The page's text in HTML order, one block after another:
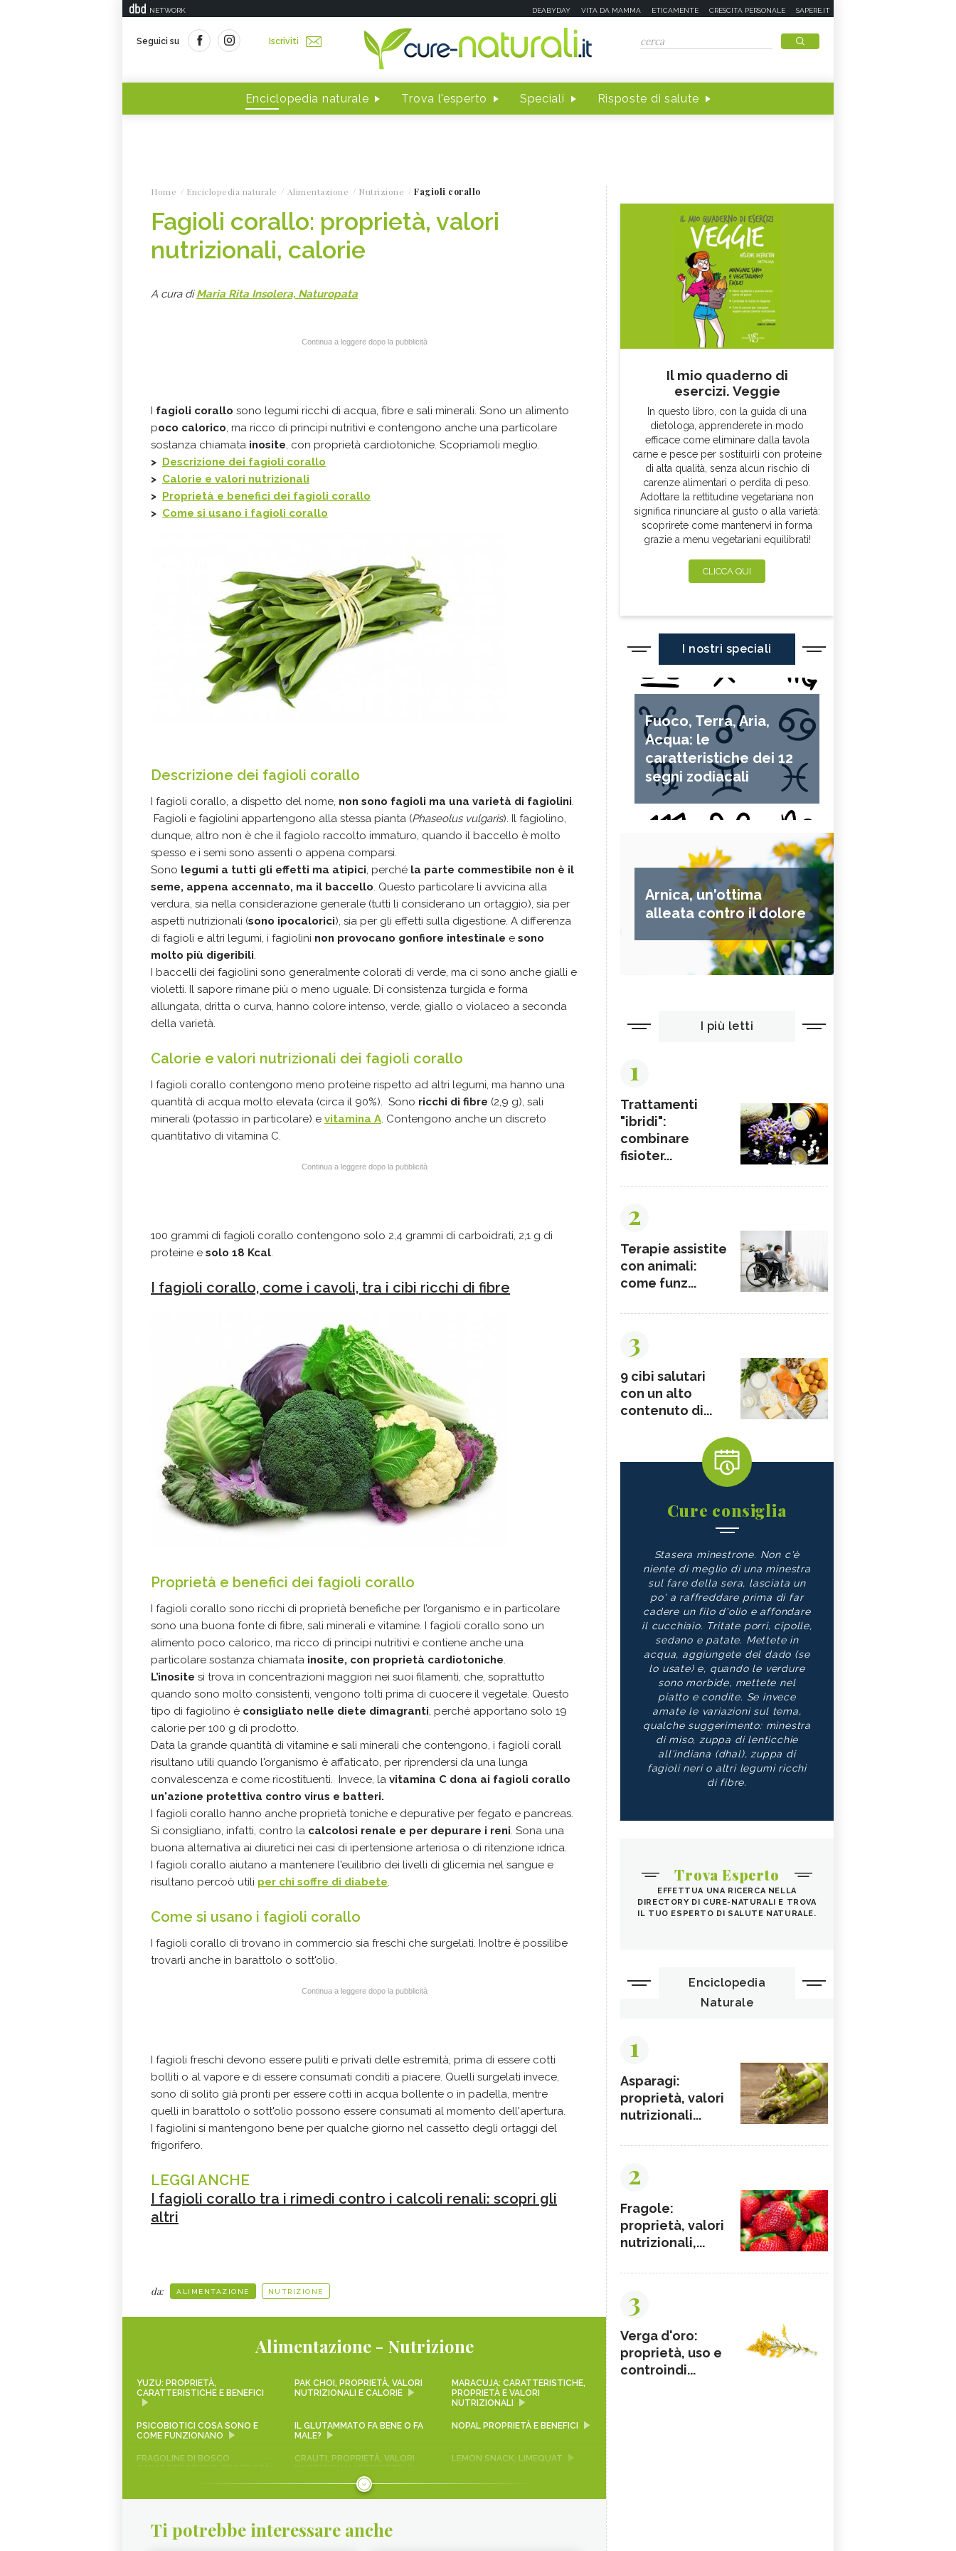
NETWORK DEABYDAY VITA DA MAMMA ETICAMENTE CRESCITA PERSONALE SAPERE.IT
Seguici su Iscriviti
Enciclopedia naturale Trova l'esperto Speciali Risposte di salute
Home Enciclopedia naturale Alimentazione Nutrizione Fagioli corallo
Fagioli corallo: proprietà, valori
nutrizionali, calorie
A cura diMaria Rita Insolera, Naturopata
Continua a leggere dopo la pubblicità
I fagioli corallo sono legumi ricchi di acqua, fibre e sali minerali. Sono un alimento
poco calorico, ma ricco di principi nutritivi e contengono anche una particolare
sostanza chiamata inosite, con proprietà cardiotoniche. Scopriamoli meglio.
> Descrizione dei fagioli corallo
> Calorie e valori nutrizionali
> Proprietà e benefici dei fagioli corallo
> Come si usano i fagioli corallo
Descrizione dei fagioli corallo
I fagioli corallo, a dispetto del nome, non sono fagioli ma una varietà di fagiolini.
Fagioli e fagiolini appartengono alla stessa pianta (Phaseolus vulgaris). Il fagiolino,
dunque, altro non è che il fagiolo raccolto immaturo, quando il baccello è molto
spesso e i semi sono assenti o appena comparsi.
Sono legumi a tutti gli effetti ma atipici, perché la parte commestibile non è il
seme, appena accennato, ma il baccello. Questo particolare li avvicina alla
verdura, sia nella considerazione generale (tutti li considerano un ortaggio), sia per
aspetti nutrizionali (sono ipocalorici), sia per gli effetti sulla digestione. A differenza
di fagioli e altri legumi, i fagiolini non provocano gonfiore intestinale e sono
molto più digeribili.
I baccelli dei fagiolini sono generalmente colorati di verde, ma ci sono anche gialli e
violetti. Il sapore rimane più o meno uguale. Di consistenza turgida e forma
allungata, dritta o curva, hanno colore intenso, verde, giallo o violaceo a seconda
della varietà.
Calorie e valori nutrizionali dei fagioli corallo
I fagioli corallo contengono meno proteine rispetto ad altri legumi, ma hanno una
quantità di acqua molto elevata (circa il 90%). Sono ricchi di fibre (2,9 g), sali
minerali (potassio in particolare) e vitamina A. Contengono anche un discreto
quantitativo di vitamina C.
Continua a leggere dopo la pubblicità
100 grammi di fagioli corallo contengono solo 2,4 grammi di carboidrati, 2,1 g di
proteine e solo 18 Kcal.
I fagioli corallo, come i cavoli, tra i cibi ricchi di fibre
Proprietà e benefici dei fagioli corallo
I fagioli corallo sono ricchi di proprietà benefiche per l’organismo e in particolare
sono una buona fonte di fibre, sali minerali e vitamine. I fagioli corallo sono un
alimento poco calorico, ma ricco di principi nutritivi e contiene anche una
particolare sostanza chiamata inosite, con proprietà cardiotoniche.
L’inosite si trova in concentrazioni maggiori nei suoi filamenti, che, soprattutto
quando sono molto consistenti, vengono tolti prima di cuocere il vegetale. Questo
tipo di fagiolino è consigliato nelle diete dimagranti, perché apportano solo 19
calorie per 100 g di prodotto.
Data la grande quantità di vitamine e sali minerali che contengono, i fagioli corall
risultano utili quando l'organismo è affaticato, per riprendersi da una lunga
convalescenza e come ricostituenti. Invece, la vitamina C dona ai fagioli corallo
un'azione protettiva contro virus e batteri.
I fagioli corallo hanno anche proprietà toniche e depurative per fegato e pancreas.
Si consigliano, infatti, contro la calcolosi renale e per depurare i reni. Sona una
buona alternativa ai diuretici nei casi di ipertensione arteriosa o di ritenzione idrica.
I fagioli corallo aiutano a mantenere l'euilibrio dei livelli di glicemia nel sangue e
risultano percoò utili per chi soffre di diabete.
Come si usano i fagioli corallo
I fagioli corallo di trovano in commercio sia freschi che surgelati. Inoltre è possilibe
trovarli anche in barattolo o sott'olio.
Continua a leggere dopo la pubblicità
I fagioli freschi devono essere puliti e privati delle estremità, prima di essere cotti
bolliti o al vapore e di essere consumati conditi a piacere. Quelli surgelati invece,
sono di solito già pronti per essere cotti in acqua bollente o in padella, mentre
quelli in barattolo o sott'olio possono essere consumati al momento dell'apertura.
I fagiolini si mantengono bene per qualche giorno nel cassetto degli ortaggi del
frigorifero.
LEGGI ANCHE
I fagioli corallo tra i rimedi contro i calcoli renali: scopri gli
altri
da: ALIMENTAZIONE NUTRIZIONE
Alimentazione - Nutrizione
YUZU: PROPRIETÀ,
CARATTERISTICHE E BENEFICI
PAK CHOI, PROPRIETÀ, VALORI
NUTRIZIONALI E CALORIE
MARACUJA: CARATTERISTICHE,
PROPRIETÀ E VALORI
NUTRIZIONALI
PSICOBIOTICI COSA SONO E
COME FUNZIONANO
IL GLUTAMMATO FA BENE O FA
MALE?
NOPAL PROPRIETÀ E BENEFICI
FRAGOLINE DI BOSCO
CARATTERISTICHE, PROPRIETÀ
CRAUTI, PROPRIETÀ, VALORI
NUTRIZIONALI E RICETTE
LEMON SNACK, LIMEQUAT
SCAROLA RAPA ROSSA
SEITAN PROPRIETÀ E
AVOCADO SALVIA
Ti potrebbe interessare anche
Il mio quaderno di
esercizi. Veggie
In questo libro, con la guida di una
dietologa, apprenderete in modo
efficace come eliminare dalla tavola
carne e pesce per sostituirli con proteine
di alta qualità, senza alcun rischio di
carenze alimentari o perdita di peso.
Adottare la rettitudine vegetariana non
significa rinunciare al gusto o alla varietà:
scoprirete come mantenervi in forma
grazie a menu vegetariani equilibrati!
CLICCA QUI
I nostri speciali
Fuoco, Terra, Aria,
Acqua: le
caratteristiche dei 12
segni zodiacali
Arnica, un'ottima
alleata contro il dolore
I più letti
1
Trattamenti
"ibridi":
combinare
fisioter...
2
Terapie assistite
con animali:
come funz...
3
9 cibi salutari
con un alto
contenuto di...
Cure consiglia
Stasera minestrone. Non c'è
niente di meglio di una minestra
sul fare della sera, lasciata un
po' a raffreddare prima di far
cadere un filo d'olio e affondare
il cucchiaio. Tritate porri, cipolle,
sedano e patate. Mettete in
acqua, aggiungete del dado (se
lo usate) e, quando le verdure
sono morbide, mettete nel
piatto e condite. Se invece
amate le variazioni sul tema,
qualche suggerimento: minestra
di miso, zuppa di lenticchie
all'indiana (dhal), zuppa di
fagioli neri o altri legumi ricchi
di fibre.
Trova Esperto
EFFETTUA UNA RICERCA NELLA
DIRECTORY DI CURE-NATURALI E TROVA
IL TUO ESPERTO DI SALUTE NATURALE.
Enciclopedia
Naturale
1
Asparagi:
proprietà, valori
nutrizionali...
2
Fragole:
proprietà, valori
nutrizionali,...
3
Verga d'oro:
proprietà, uso e
controindi...